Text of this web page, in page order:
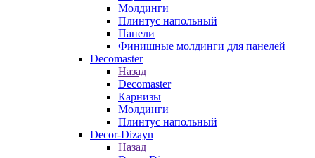
Молдинги
Плинтус напольный
Панели
Финишные молдинги для панелей
Decomaster
Назад
Decomaster
Карнизы
Молдинги
Плинтус напольный
Decor-Dizayn
Назад